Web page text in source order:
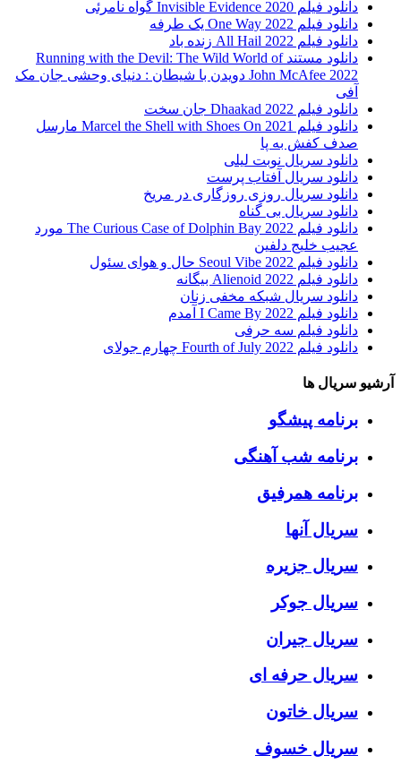
دانلود فیلم 2020 Invisible Evidence گواه نامرئی
دانلود فیلم One Way 2022 یک طرفه
دانلود فیلم All Hail 2022 زنده باد
دانلود مستند Running with the Devil: The Wild World of
John McAfee 2022 دویدن با شیطان : دنیای وحشی جان مک
آفی
دانلود فیلم Dhaakad 2022 جان سخت
دانلود فیلم Marcel the Shell with Shoes On 2021 مارسل
صدف کفش به پا
دانلود سریال نوبت لیلی
دانلود سریال آفتاب پرست
دانلود سریال روزی روزگاری در مریخ
دانلود سریال بی گناه
دانلود فیلم The Curious Case of Dolphin Bay 2022 مورد
عجیب خلیج دلفین
دانلود فیلم Seoul Vibe 2022 حال و هوای سئول
دانلود فیلم Alienoid 2022 بیگانه
دانلود سریال شبکه مخفی زنان
دانلود فیلم I Came By 2022 آمدم
دانلود فیلم سه حرفی
دانلود فیلم Fourth of July 2022 چهارم جولای
آرشیو سریال ها
برنامه پیشگو
برنامه شب آهنگی
برنامه همرفیق
سریال آنها
سریال جزیره
سریال جوکر
سریال جیران
سریال حرفه ای
سریال خاتون
سریال خسوف